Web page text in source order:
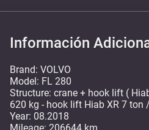
Información
Brand: VOLVO
Model: FL 280
Structure: crane + hook lift (
620 kg - hook lift Hiab XR 7 ton
Year: 08.2018